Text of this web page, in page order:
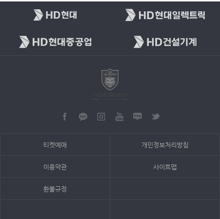
티켓예매 개인정보처리방침
이용약관 사이트맵
환불규정